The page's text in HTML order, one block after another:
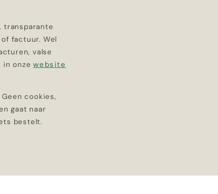
transparante
factuur. Wel
valse
in onzewebsite
cookies,
gaat naar
bestelt.